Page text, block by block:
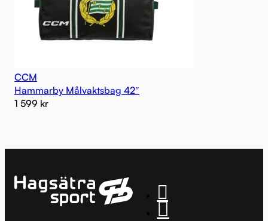
CCM
Hammarby Målvaktsbag 42″
1 599 kr